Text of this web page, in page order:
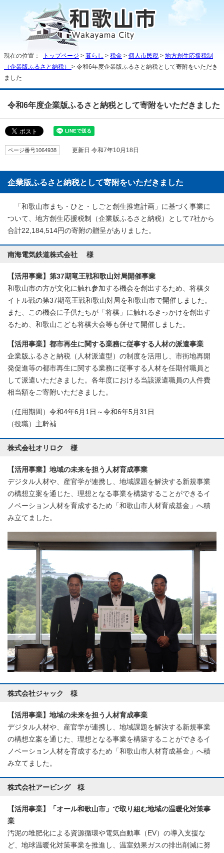
現在の位置： トップページ > 暮らし > 税金 > 個人市民税 > 地方創生応援税制
（企業版ふるさと納税） > 令和6年度企業版ふるさと納税として寄附をいただき
ました
令和6年度企業版ふるさと納税として寄附をいただきました
ページ番号1064938 更新日 令和7年10月18日
企業版ふるさと納税として寄附をいただきました
「和歌山市まち・ひと・しごと創生推進計画」に基づく事業に
ついて、地方創生応援税制（企業版ふるさと納税）として7社から
合計22,184,514円の寄附の贈呈がありました。
南海電気鉄道株式会社 様
【活用事業】第37期竜王戦和歌山対局開催事業
和歌山市の方が文化に触れ参加する機会を創出するため、将棋タ
イトル戦の第37期竜王戦和歌山対局を和歌山市で開催しました。
また、この機会に子供たちが「将棋」に触れるきっかけを創出す
るため、和歌山こども将棋大会等も併せて開催しました。
【活用事業】都市再生に関する業務に従事する人材の派遣事業
企業版ふるさと納税（人材派遣型）の制度を活用し、市街地再開
発促進等の都市再生に関する業務に従事する人材を任期付職員と
して派遣いただきました。各年度における当該派遣職員の人件費
相当額をご寄附いただきました。
（任用期間）令和4年6月1日～令和6年5月31日
（役職）主幹補
株式会社オリロク 様
【活用事業】地域の未来を担う人材育成事業
デジタル人材や、産官学が連携し、地域課題を解決する新規事業
の構想立案を通じた、理想となる事業を構築することができるイ
ノベーション人材を育成するため「和歌山市人材育成基金」へ積
み立てました。
株式会社ジャック 様
【活用事業】地域の未来を担う人材育成事業
デジタル人材や、産官学が連携し、地域課題を解決する新規事業
の構想立案を通じた、理想となる事業を構築することができるイ
ノベーション人材を育成するため「和歌山市人材育成基金」へ積
み立てました。
株式会社アービング 様
【活用事業】「オール和歌山市」で取り組む地域の温暖化対策事
業
汚泥の堆肥化による資源循環や電気自動車（EV）の導入支援な
ど、地球温暖化対策事業を推進し、温室効果ガスの排出削減に努